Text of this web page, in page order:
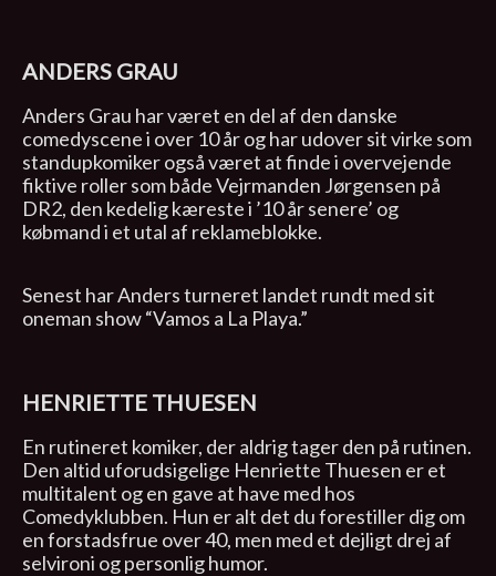
ANDERS GRAU
Anders Grau har været en del af den danske
comedyscene i over 10 år og har udover sit virke som
standupkomiker også været at finde i overvejende
fiktive roller som både Vejrmanden Jørgensen på
DR2, den kedelig kæreste i ’10 år senere’ og
købmand i et utal af reklameblokke.
Senest har Anders turneret landet rundt med sit
oneman show “Vamos a La Playa.”
HENRIETTE THUESEN
En rutineret komiker, der aldrig tager den på rutinen.
Den altid uforudsigelige Henriette Thuesen er et
multitalent og en gave at have med hos
Comedyklubben. Hun er alt det du forestiller dig om
en forstadsfrue over 40, men med et dejligt drej af
selvironi og personlig humor.